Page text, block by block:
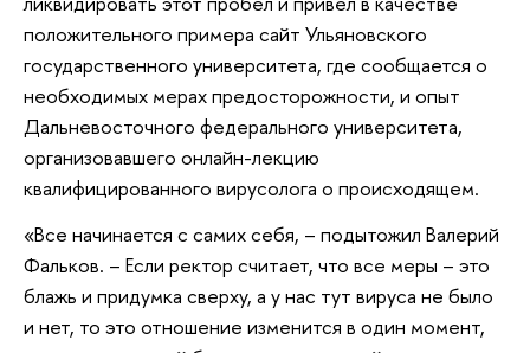
положительного примера сайт Ульяновского
государственного университета, где сообщается о
необходимых мерах предосторожности, и опыт
Дальневосточного федерального университета,
организовавшего онлайн-лекцию
квалифицированного вирусолога о происходящем.
«Все начинается с самих себя, – подытожил Валерий
Фальков. – Если ректор считает, что все меры – это
блажь и придумка сверху, а у нас тут вируса не было
и нет, то это отношение изменится в один момент,